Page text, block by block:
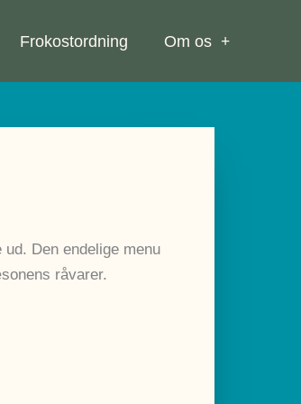
Frokostordning Om os
Den endelige menu
råvarer.